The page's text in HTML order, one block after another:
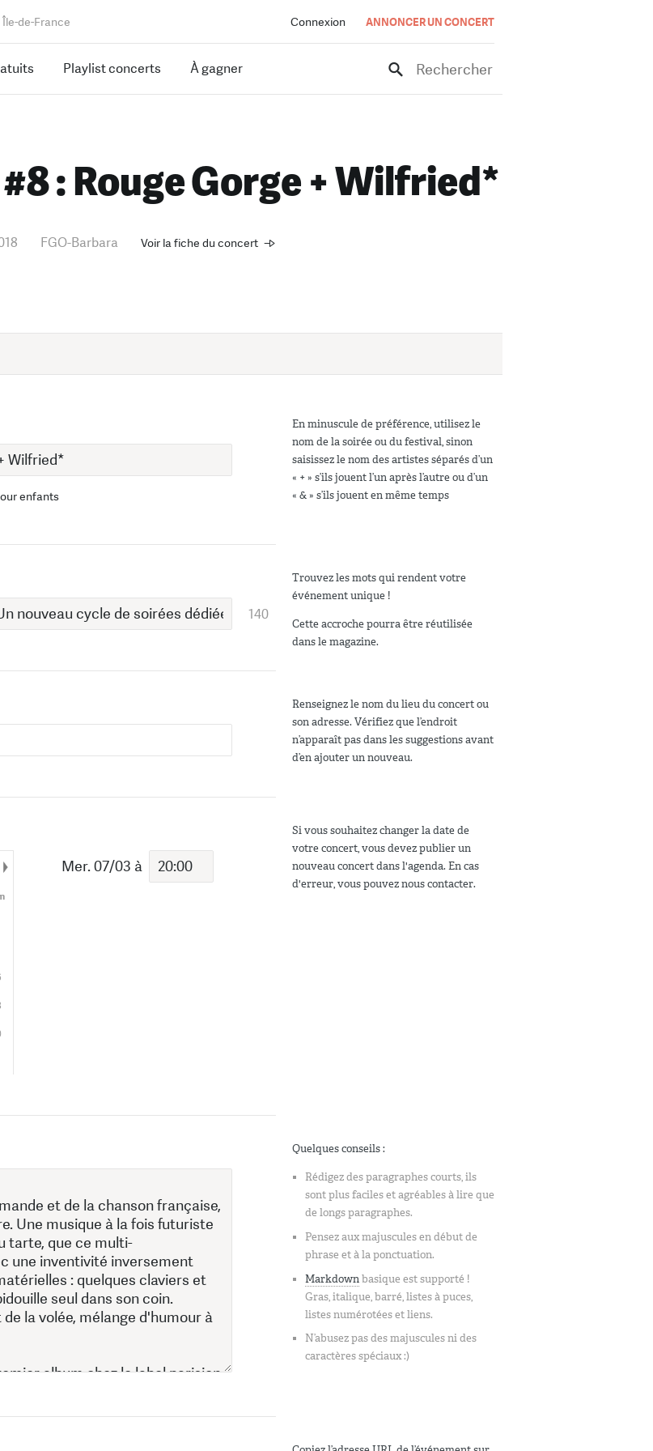
Connexion ANNONCER UN CONCERT
de-France
Playlist concerts À gagner Rechercher
: Rouge Gorge + Wilfried*
FGO-Barbara Voir la fiche du concert
enfants
En minuscule de préférence, utilisez le
nom de la soirée ou du festival, sinon
saisissez le nom des artistes séparés d’un
« + » s’ils jouent l’un après l’autre ou d’un
« & » s’ils jouent en même temps
140
Trouvez les mots qui rendent votre
événement unique !
Cette accroche pourra être réutilisée
dans le magazine.
Renseignez le nom du lieu du concert ou
son adresse. Vérifiez que l’endroit
n’apparaît pas dans les suggestions avant
d’en ajouter un nouveau.
Mois suivantMer. 07/03 à
Si vous souhaitez changer la date de
votre concert, vous devez publier un
nouveau concert dans l'agenda. En cas
d'erreur, vous pouvez nous contacter.
Quelques conseils :
Rédigez des paragraphes courts, ils
sont plus faciles et agréables à lire que
de longs paragraphes.
Pensez aux majuscules en début de
phrase et à la ponctuation.
Markdownbasique est supporté !
Gras, italique, barré, listes à puces,
listes numérotées et liens.
N’abusez pas des majuscules ni des
caractères spéciaux :)